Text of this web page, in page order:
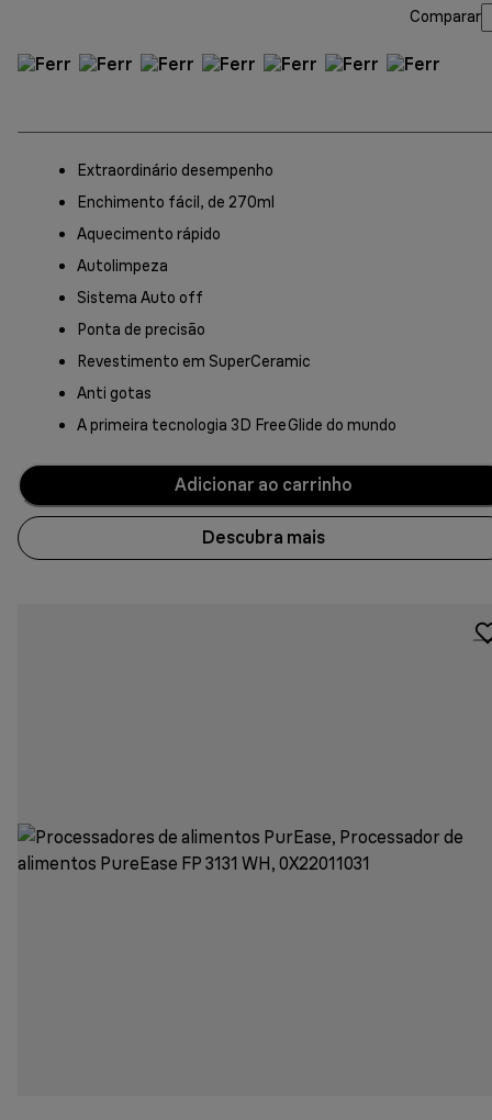
Comparar
Extraordinário desempenho
Enchimento fácil, de 270ml
Aquecimento rápido
Autolimpeza
Sistema Auto off
Ponta de precisão
Revestimento em SuperCeramic
Anti gotas
A primeira tecnologia 3D FreeGlide do mundo
Adicionar ao carrinho
Descubra mais